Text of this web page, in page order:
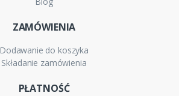
ZAMÓWIENIA
Dodawanie do koszyka
Składanie zamówienia
PŁATNOŚĆ